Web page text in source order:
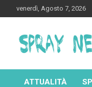
to
venerdì, Agosto 7, 2026
ATTUALITÀ